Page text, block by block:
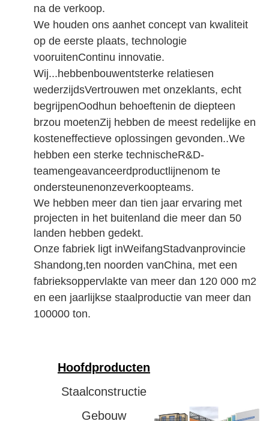
na de verkoop.
We houden ons aanhet concept van kwaliteit
op de eerste plaats, technologie
vooruitenContinu innovatie.
Wij...hebbenbouwentsterke relatiesen
wederzijdsVertrouwen met onzeklants, echt
begrijpenOodhun behoeftenin de diepteen
brzou moetenZij hebben de meest redelijke en
kosteneffectieve oplossingen gevonden..We
hebben een sterke technischeR&D-
teamengeavanceerdproductlijnenom te
ondersteunenonzeverkoopteams.
We hebben meer dan tien jaar ervaring met
projecten in het buitenland die meer dan 50
landen hebben gedekt.
Onze fabriek ligt inWeifangStadvanprovincie
Shandong,ten noorden vanChina, met een
fabrieksoppervlakte van meer dan 120 000 m2
en een jaarlijkse staalproductie van meer dan
100000 ton.
Hoofdproducten
Staalconstructie
Gebouw